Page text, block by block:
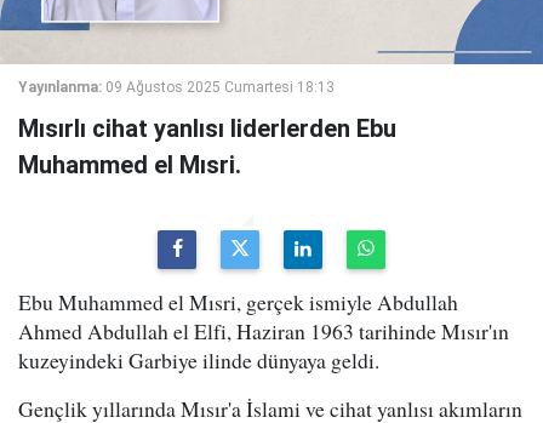
Yayınlanma: 09 Ağustos 2025 Cumartesi 18:13
Mısırlı cihat yanlısı liderlerden Ebu
Muhammed el Mısri.
Ebu Muhammed el Mısri, gerçek ismiyle Abdullah
Ahmed Abdullah el Elfi, Haziran 1963 tarihinde Mısır'ın
kuzeyindeki Garbiye ilinde dünyaya geldi.
Gençlik yıllarında Mısır'a İslami ve cihat yanlısı akımların